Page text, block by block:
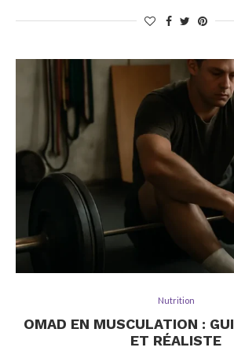
Nutrition
OMAD EN MUSCULATION :
ET RÉALISTE